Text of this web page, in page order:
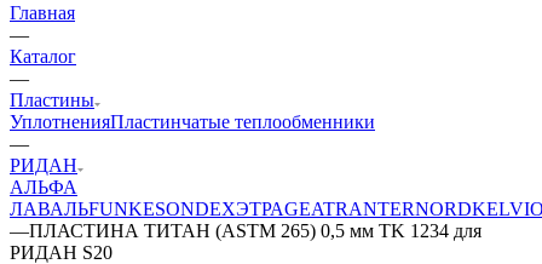
Главная
—
Каталог
—
Пластины
УплотненияПластинчатые теплообменники
—
РИДАН
АЛЬФА
ЛАВАЛЬFUNKESONDEXЭТРАGEATRANTERNORD
—ПЛАСТИНА ТИТАН (ASTM 265) 0,5 мм TK 1234 для
РИДАН S20